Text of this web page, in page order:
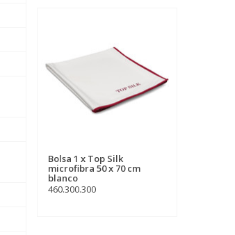
Bolsa 1 x Top Silk
microfibra 50 x 70 cm
blanco
460.300.300